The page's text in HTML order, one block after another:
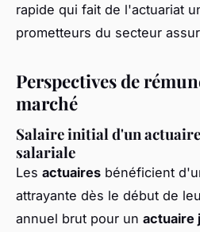
rapide qui fait de l'actuariat
prometteurs du secteur
Perspectives de
marché
Salaire initial d'un
salariale
Les actuaires bénéficient
attrayante dès le début de
annuel brut pour un actuaire